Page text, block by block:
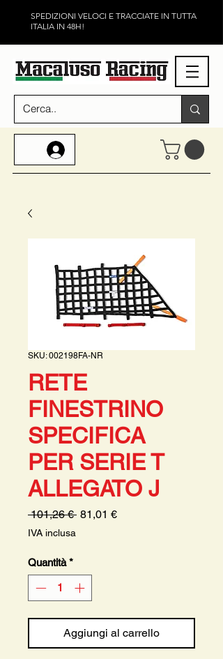
SPEDIZIONI VELOCI E TRACCIATE IN TUTTA
ITALIA IN 48H!
SKU: 002198FA-NR
RETE
FINESTRINO
SPECIFICA
PER SERIE T
ALLEGATO J
101,26 € Prezzo
81,01 €Prezzo
IVA inclusa
Quantità *
Aggiungi al carrello